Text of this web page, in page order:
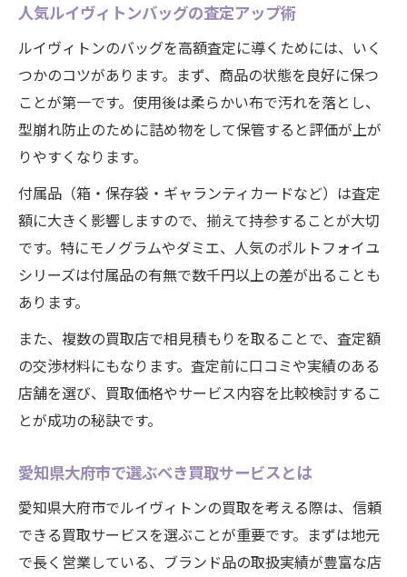
人気ルイヴィトンバッグの査定アップ術
ルイヴィトンのバッグを高額査定に導くためには、いく
つかのコツがあります。まず、商品の状態を良好に保つ
ことが第一です。使用後は柔らかい布で汚れを落とし、
型崩れ防止のために詰め物をして保管すると評価が上が
りやすくなります。
付属品（箱・保存袋・ギャランティカードなど）は査定
額に大きく影響しますので、揃えて持参することが大切
です。特にモノグラムやダミエ、人気のポルトフォイユ
シリーズは付属品の有無で数千円以上の差が出ることも
あります。
また、複数の買取店で相見積もりを取ることで、査定額
の交渉材料にもなります。査定前に口コミや実績のある
店舗を選び、買取価格やサービス内容を比較検討するこ
とが成功の秘訣です。
愛知県大府市で選ぶべき買取サービスとは
愛知県大府市でルイヴィトンの買取を考える際は、信頼
できる買取サービスを選ぶことが重要です。まずは地元
で長く営業している、ブランド品の取扱実績が豊富な店